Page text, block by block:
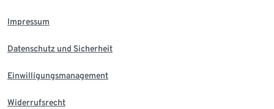
Impressum
Datenschutz und Sicherheit
Einwilligungsmanagement
Widerrufsrecht